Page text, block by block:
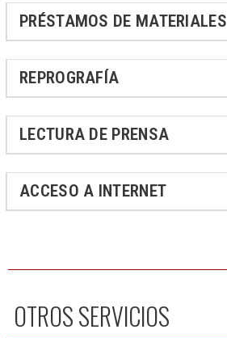
PRÉSTAMOS DE MATERIALES
REPROGRAFÍA
LECTURA DE PRENSA
ACCESO A INTERNET
OTROS SERVICIOS